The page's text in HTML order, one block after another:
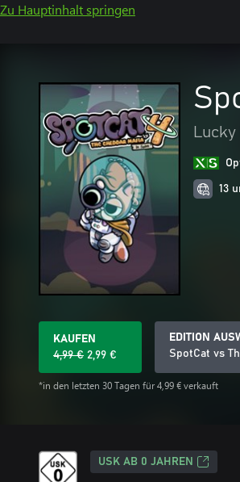
Zu Hauptinhalt springen
Lucky
13
KAUFEN
4,99 € 2,99 €
*in den letzten 30 Tagen für 4,99 € verkauft
EDITION
SpotCat vs
USK AB 0 JAHREN